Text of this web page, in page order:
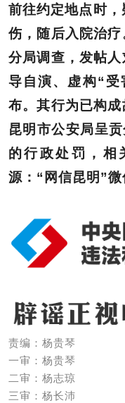
前往约定地点时
伤，随后入院治
分局调查，发帖
导自演、虚构“
布。其行为已构成
昆明市公安局呈
的行政处罚，相
源：“网信昆明”微
责编：杨贵琴
一审：杨贵琴
二审：杨志琼
三审：杨长沛